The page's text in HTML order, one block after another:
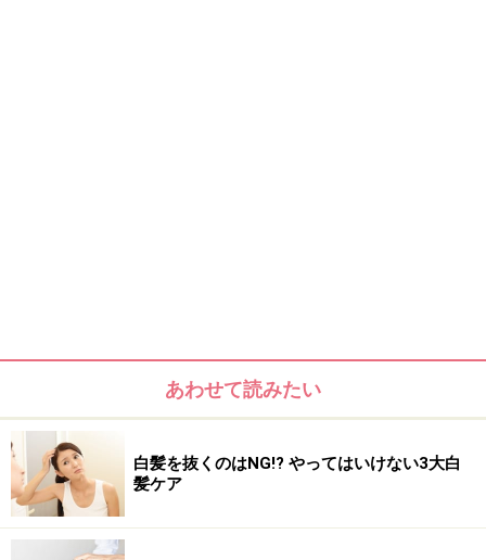
あわせて読みたい
白髪を抜くのはNG!? やってはいけない3大白
髪ケア